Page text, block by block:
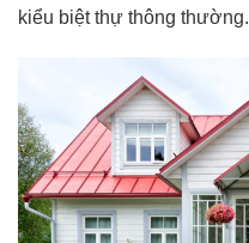
kiểu biệt thự thông thường.